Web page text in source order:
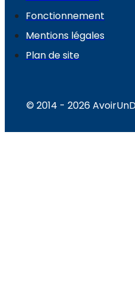
Fonctionnement
Mentions légales
Plan de site
© 2014 - 2026